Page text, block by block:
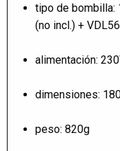
tipo de bombilla:
(no incl.) +
alimentación:
dimensiones:
peso: 820g